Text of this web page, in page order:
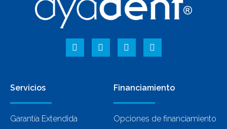
Servicios
Garantía Extendida
Financiamiento
Opciones de financiamiento